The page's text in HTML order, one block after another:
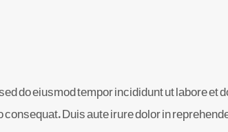
do eiusmod tempor incididunt ut labore et
Duis aute irure dolor in